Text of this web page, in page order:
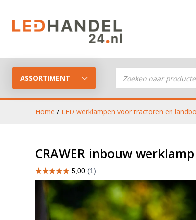
Gratis
ASSORTIMENT
Producten
zoeken
LED Guide
Stel je eigen LED-pakket samen
LED
LED koplampen
LED
Home / LED werklampen voor tractoren en
CRAWER inbouw